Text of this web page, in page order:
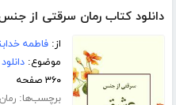
دانلود کتاب رمان سرقتی از
از:فاطمه
موضوع:
۳۶۰ صفحه
برچسب‌ها: